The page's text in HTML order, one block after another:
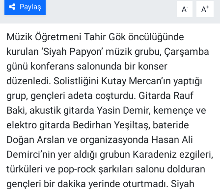
Paylaş A- A+
Müzik Öğretmeni Tahir Gök öncülüğünde
kurulan ‘Siyah Papyon’ müzik grubu, Çarşamba
günü konferans salonunda bir konser
düzenledi. Solistliğini Kutay Mercan’ın yaptığı
grup, gençleri adeta coşturdu. Gitarda Rauf
Baki, akustik gitarda Yasin Demir, kemençe ve
elektro gitarda Bedirhan Yeşiltaş, bateride
Doğan Arslan ve organizasyonda Hasan Ali
Demirci’nin yer aldığı grubun Karadeniz ezgileri,
türküleri ve pop-rock şarkıları salonu dolduran
gençleri bir dakika yerinde oturtmadı. Siyah